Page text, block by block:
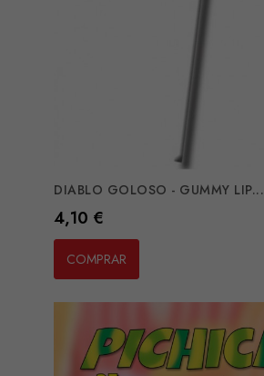
DIABLO GOLOSO - GUMMY LIP...
Preço
4,10 €
COMPRAR